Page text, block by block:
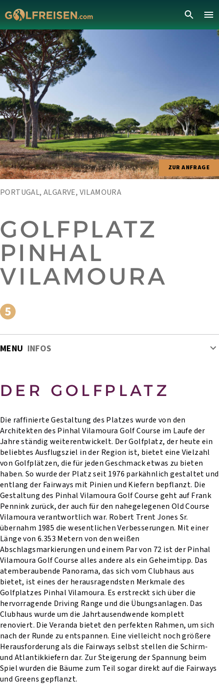
ZUR ANFRAGE
PORTUGAL, ALGARVE, VILAMOURA
GOLFPLATZ
PINHAL
VILAMOURA
MENU INFOS
DER GOLFPLATZ
Die raffinierte Gestaltung des Platzes wurde von den
Architekten des Pinhal Vilamoura Golf Course im Laufe der
Jahre ständig weiterentwickelt. Der Golfplatz, der heute ein
beliebtes Ausflugsziel in der Region ist, bietet eine Vielzahl
von Golfplätzen, die für jeden Geschmack etwas zu bieten
haben. So wurde der Platz seit 1976 parkähnlich gestaltet und
entlang der Fairways mit Pinien und Kiefern bepflanzt. Die
Gestaltung des Pinhal Vilamoura Golf Course geht auf Frank
Pennink zurück, der auch für den nahegelegenen Old Course
Vilamoura verantwortlich war. Robert Trent Jones Sr.
übernahm 1985 die wesentlichen Verbesserungen. Mit einer
Länge von 6.353 Metern von den weißen
Abschlagsmarkierungen und einem Par von 72 ist der Pinhal
Vilamoura Golf Course alles andere als ein Geheimtipp. Das
atemberaubende Panorama, das sich vom Clubhaus aus
bietet, ist eines der herausragendsten Merkmale des
Golfplatzes Pinhal Vilamoura. Es erstreckt sich über die
hervorragende Driving Range und die Übungsanlagen. Das
Clubhaus wurde um die Jahrtausendwende komplett
renoviert. Die Veranda bietet den perfekten Rahmen, um sich
nach der Runde zu entspannen. Eine vielleicht noch größere
Herausforderung als die Fairways selbst stellen die Schirm-
und Atlantikkiefern dar. Zur Steigerung der Spannung beim
Spiel wurden die Bäume zum Teil sogar direkt auf die Fairways
und Greens gepflanzt.